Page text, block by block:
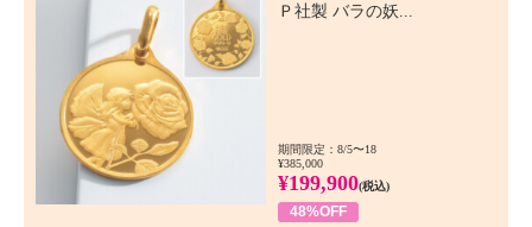
Ｐ社製 バラの妖...
期間限定：8/5〜18
¥385,000
¥199,900(税込)
48%OFF